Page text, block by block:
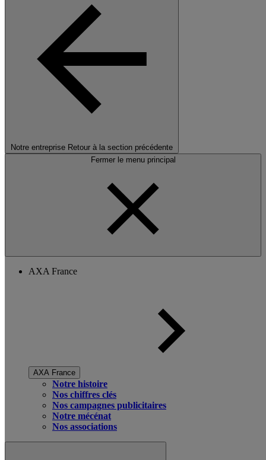
Notre entreprise Retour à la section précédente
Fermer le menu principal
AXA France
AXA France
Notre histoire
Nos chiffres clés
Nos campagnes publicitaires
Notre mécénat
Nos associations